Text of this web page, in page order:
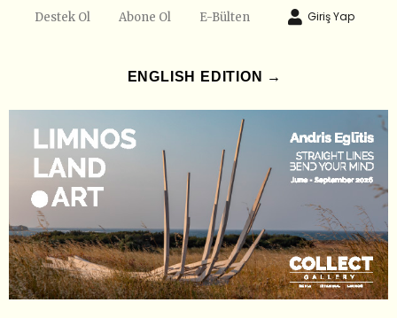
Destek Ol Abone Ol E-Bülten Giriş Yap
ENGLISH EDITION →